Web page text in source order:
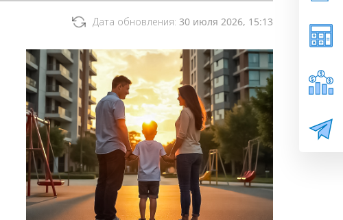
Дата обновления: 30 июля 2026, 15:13